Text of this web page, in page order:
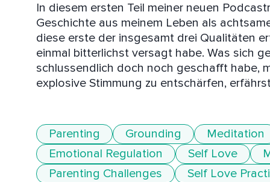
In diesem ersten Teil meiner neuen
Geschichte aus meinem Leben als
diese erste der insgesamt drei Qualitäten
einmal bitterlichst versagt habe. Was sich
schlussendlich doch noch geschafft habe,
explosive Stimmung zu entschärfen,
Parenting Grounding Meditation
Emotional Regulation
Self Love
Parenting Challenges
Self Love